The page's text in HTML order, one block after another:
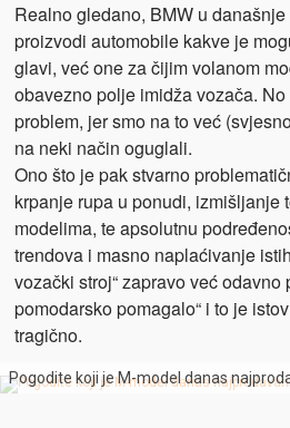
Realno gledano, BMW u
proizvodi automobile kakve je
glavi, već one za čijim volanom
obavezno polje imidža vozača.
problem, jer smo na to već
na neki način oguglali.
Ono što je pak stvarno
krpanje rupa u ponudi, izmišljanje
modelima, te apsolutnu
trendova i masno naplaćivanje
vozački stroj“ zapravo već odavno
pomodarsko pomagalo“ i to je
tragično.
Pogodite koji je M-model danas